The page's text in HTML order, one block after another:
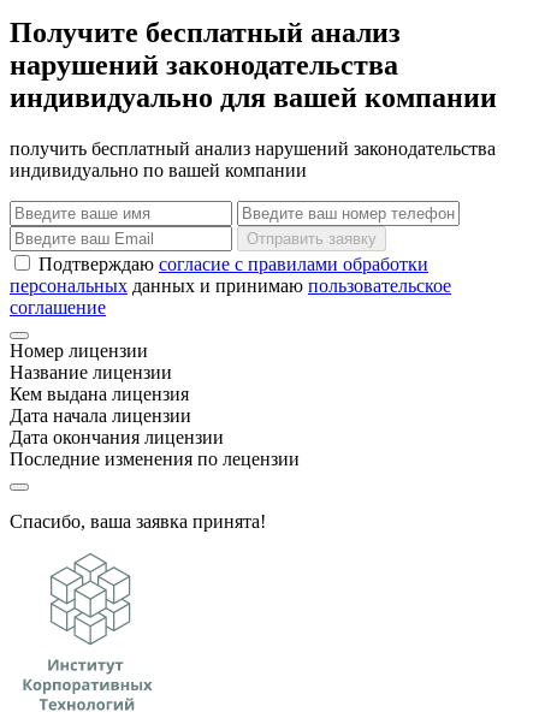
Получите бесплатный анализ
нарушений законодательства
индивидуально для вашей компании
получить бесплатный анализ нарушений законодательства
индивидуально по вашей компании
Отправить заявку
Подтверждаю согласие с правилами обработки
персональных данных и принимаю пользовательское
соглашение
Номер лицензии
Название лицензии
Кем выдана лицензия
Дата начала лицензии
Дата окончания лицензии
Последние изменения по лецензии
Спасибо, ваша заявка принята!